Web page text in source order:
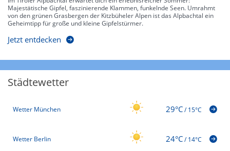
Majestätische Gipfel, faszinierende Klammen, funkelnde Seen. Umrahmt
von den grünen Grasbergen der Kitzbüheler Alpen ist das Alpbachtal ein
Geheimtipp für große und kleine Gipfelstürmer.
Jetzt entdecken
Städtewetter
Wetter München 29°C/15°C
Wetter Berlin 24°C/14°C